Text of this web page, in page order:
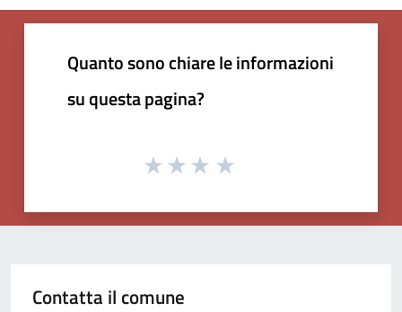
Quanto sono chiare le informazioni
su questa pagina?
Contatta il comune